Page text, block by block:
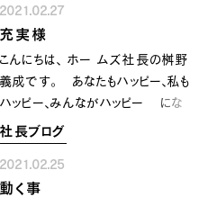
社紹介
用情報
客様の声
問い合わせ
930-493
[定休日] 水曜日・祝日
明日月曜日から ３月がスタ
ートします〜 ２月は逃げると言う
通り なんと言いますか？ め
っちゃクチャ 早かったです〜。。
多分３月も また早い事だと
想います〜(^_^) 先ずは 行
く２月に感謝し 来たる３月を笑
顔で お迎えさせて頂きたいと想
います〜^_^ では〜。。
2021.02.27
充実様
こんにちは、 ホー ムズ社長の桝野
義成です。 あなたもハッピー、私も
ハッピー、みんながハッピー にな
るために共に顔晴りましょう 今日
も 本当に充実様の一日を
過ごさせて頂きました。 明日はも
っといい一日に 出来るように
社長ブログ
2021.02.25
動く事